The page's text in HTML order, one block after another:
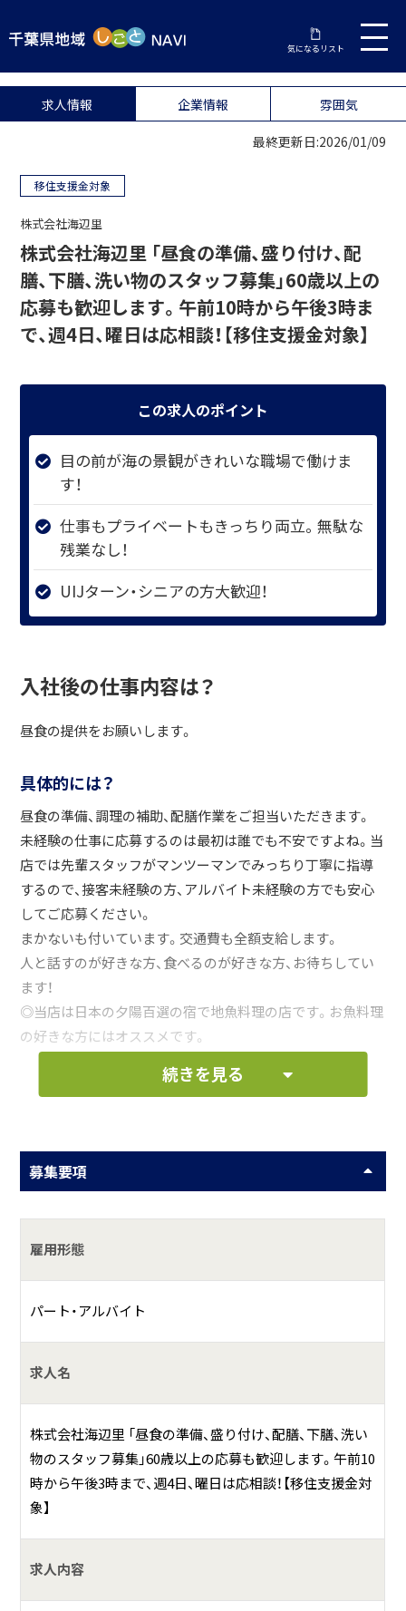
気になるリスト
求人情報 企業情報 雰囲気
最終更新日:2026/01/09
移住支援金対象
株式会社海辺里
株式会社海辺里 「昼食の準備、盛り付け、配
膳、下膳、洗い物のスタッフ募集」60歳以上の
応募も歓迎します。午前10時から午後3時ま
で、週4日、曜日は応相談！【移住支援金対象】
この求人のポイント
目の前が海の景観がきれいな職場で働けま
す！
仕事もプライベートもきっちり両立。無駄な
残業なし！
UIJターン・シニアの方大歓迎！
入社後の仕事内容は？
昼食の提供をお願いします。
具体的には？
昼食の準備、調理の補助、配膳作業をご担当いただきます。
未経験の仕事に応募するのは最初は誰でも不安ですよね。当
店では先輩スタッフがマンツーマンでみっちり丁寧に指導
するので、接客未経験の方、アルバイト未経験の方でも安心
してご応募ください。
まかないも付いています。交通費も全額支給します。
人と話すのが好きな方、食べるのが好きな方、お待ちしてい
ます！
◎当店は日本の夕陽百選の宿で地魚料理の店です。お魚料理
の好きな方にはオススメです。
お仕事の一例として、以下のような業務を想定し
昼食の準備
配膳作業
何をしている会社？
具体的には？
九十九里浜北端の刑部岬・県立自然公園内という絶景地で日
本の夕陽百選の宿を営業。昼は地魚料理専門店として時期の
魚介を調理、首都圏からのお客様をお迎えてしています。
続きを見る
募集要項
雇用形態
パート・アルバイト
求人名
株式会社海辺里 「昼食の準備、盛り付け、配膳、下膳、洗い
物のスタッフ募集」60歳以上の応募も歓迎します。午前10
時から午後3時まで、週4日、曜日は応相談！【移住支援金対
象】
求人内容